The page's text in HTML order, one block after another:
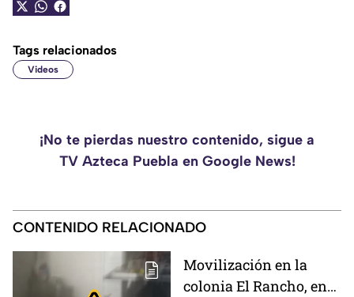
Tags relacionados
Videos
¡No te pierdas nuestro contenido, sigue a
TV Azteca Puebla en Google News!
CONTENIDO RELACIONADO
Movilización en la
colonia El Rancho, en